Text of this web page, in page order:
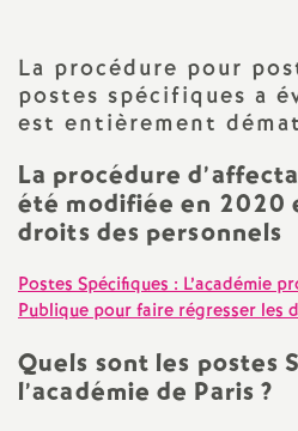
La procédure pour
postes spécifiques a
est entièrement
La procédure
été modifiée en 2020
droits des personnels
Postes Spécifiques : L’académie
Publique pour faire régresser les
Quels sont les postes
l’académie de Paris ?